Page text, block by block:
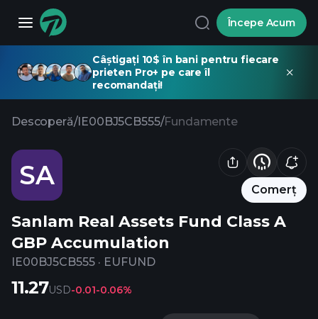
Începe Acum
Câștigați 10$ în bani pentru fiecare
prieten Pro+ pe care îl
recomandați!
Descoperă/IE00BJ5CB555/Fundamente
SA Comerț
Sanlam Real Assets Fund Class A
GBP Accumulation
IE00BJ5CB555 · EUFUND
11.27USD-0.01-0.06%